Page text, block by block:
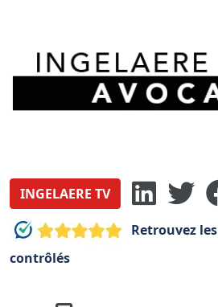
INGELAERE TV
Retrouvez
contrôlés